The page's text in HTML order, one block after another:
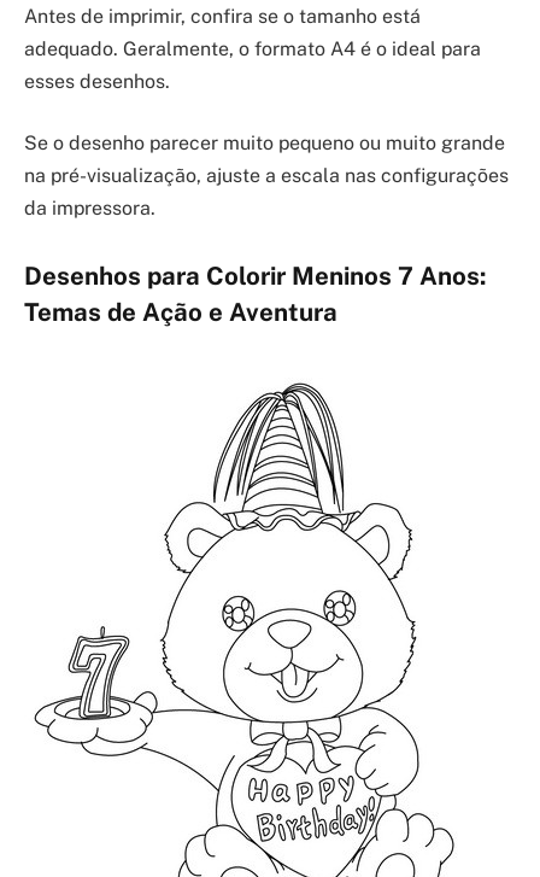
Antes de imprimir, confira se o tamanho está
adequado. Geralmente, o formato A4 é o ideal para
esses desenhos.
Se o desenho parecer muito pequeno ou muito grande
na pré-visualização, ajuste a escala nas configurações
da impressora.
Desenhos para Colorir Meninos 7 Anos:
Temas de Ação e Aventura